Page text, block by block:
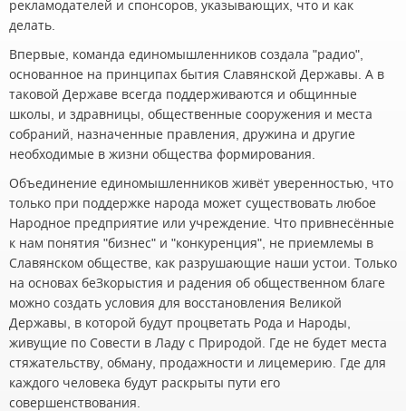
рекламодателей и спонсоров, указывающих, что и как
делать.
Впервые, команда единомышленников создала "радио",
основанное на принципах бытия Славянской Державы. А в
таковой Державе всегда поддерживаются и общинные
школы, и здравницы, общественные сооружения и места
собраний, назначенные правления, дружина и другие
необходимые в жизни общества формирования.
Объединение единомышленников живёт уверенностью, что
только при поддержке народа может существовать любое
Народное предприятие или учреждение. Что привнесённые
к нам понятия "бизнес" и "конкуренция", не приемлемы в
Славянском обществе, как разрушающие наши устои. Только
на основах беЗкорыстия и радения об общественном благе
можно создать условия для восстановления Великой
Державы, в которой будут процветать Рода и Народы,
живущие по Совести в Ладу с Природой. Где не будет места
стяжательству, обману, продажности и лицемерию. Где для
каждого человека будут раскрыты пути его
совершенствования.